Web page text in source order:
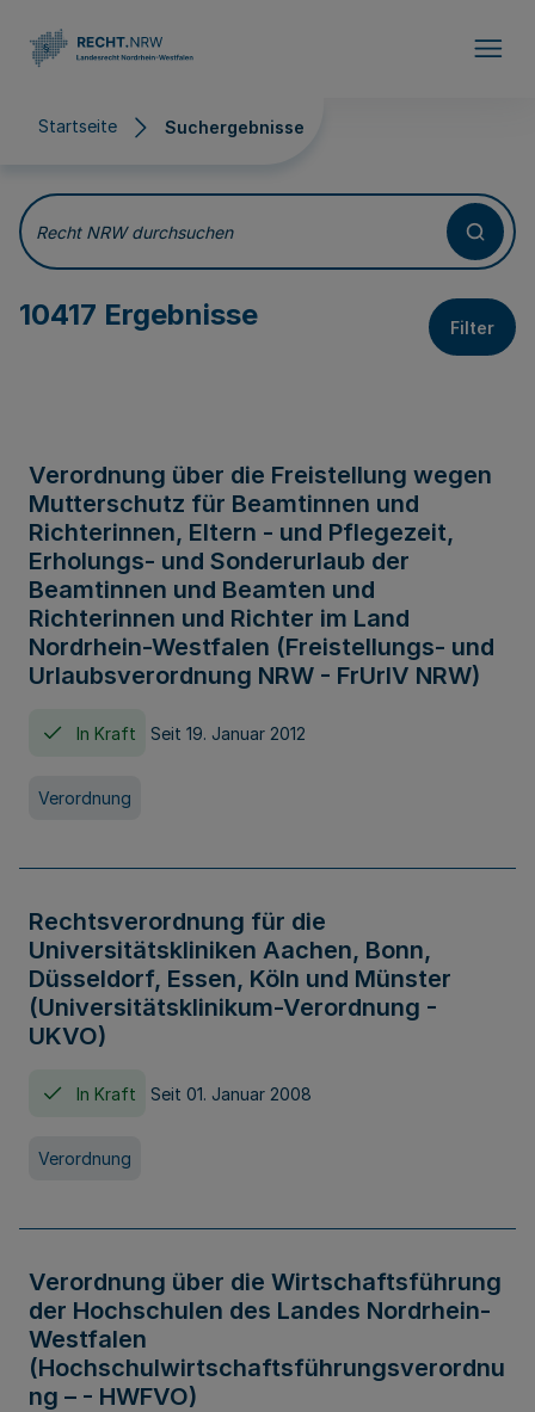
Startseite Suchergebnisse
Suchergebnisse
Recht NRW durchsuchen
10417 Ergebnisse Filter
Verordnung über die Freistellung wegen
Mutterschutz für Beamtinnen und
Richterinnen, Eltern - und Pflegezeit,
Erholungs- und Sonderurlaub der
Beamtinnen und Beamten und
Richterinnen und Richter im Land
Nordrhein-Westfalen (Freistellungs- und
Urlaubsverordnung NRW - FrUrlV NRW)
In Kraft Seit 19. Januar 2012
Verordnung
Rechtsverordnung für die
Universitätskliniken Aachen, Bonn,
Düsseldorf, Essen, Köln und Münster
(Universitätsklinikum-Verordnung -
UKVO)
In Kraft Seit 01. Januar 2008
Verordnung
Verordnung über die Wirtschaftsführung
der Hochschulen des Landes Nordrhein-
Westfalen
(Hochschulwirtschaftsführungsverordnu
ng – - HWFVO)